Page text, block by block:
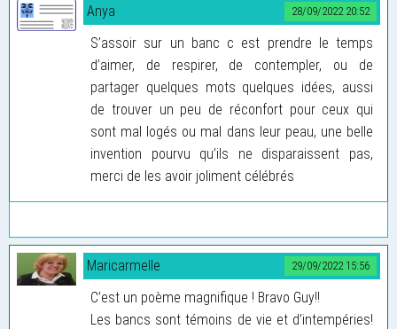
28/09/2022 20:52
Anya
S’assoir sur un banc c est prendre le temps
d’aimer, de respirer, de contempler, ou de
partager quelques mots quelques idées, aussi
de trouver un peu de réconfort pour ceux qui
sont mal logés ou mal dans leur peau, une belle
invention pourvu qu’ils ne disparaissent pas,
merci de les avoir joliment célébrés
29/09/2022 15:56
Maricarmelle
C’est un poème magnifique ! Bravo Guy!!
Les bancs sont témoins de vie et d’intempéries!